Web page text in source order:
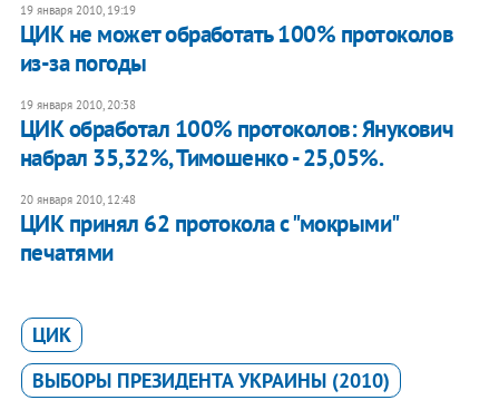
19 января 2010, 19:19
ЦИК не может обработать 100% протоколов
из-за погоды
19 января 2010, 20:38
ЦИК обработал 100% протоколов: Янукович
набрал 35,32%, Тимошенко - 25,05%.
20 января 2010, 12:48
ЦИК принял 62 протокола с "мокрыми"
печатями
ЦИК
ВЫБОРЫ ПРЕЗИДЕНТА УКРАИНЫ (2010)